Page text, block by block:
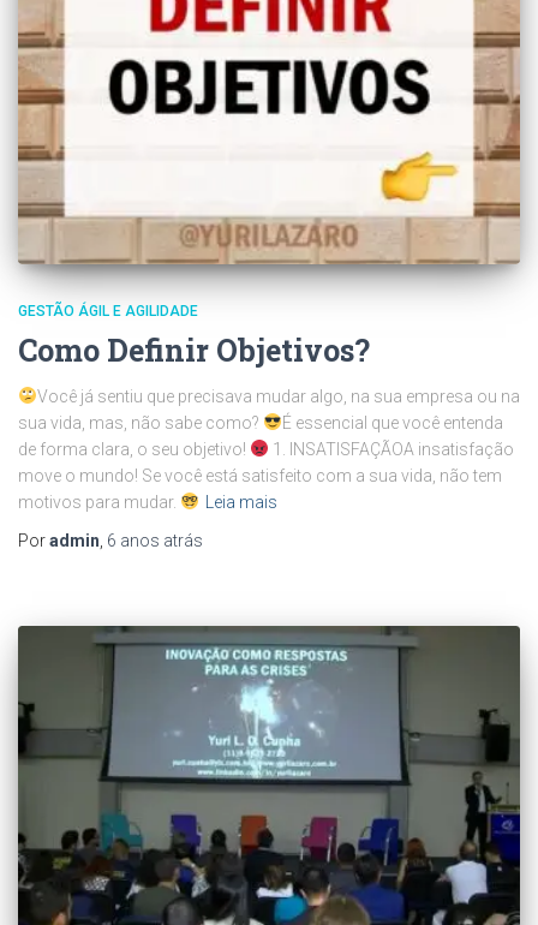
GESTÃO ÁGIL E AGILIDADE
Como Definir Objetivos?
Você já sentiu que precisava mudar algo, na sua empresa ou na
sua vida, mas, não sabe como?
É essencial que você entenda
de forma clara, o seu objetivo!
1. INSATISFAÇÃOA insatisfação
move o mundo! Se você está satisfeito com a sua vida, não tem
motivos para mudar.
Leia mais
Poradmin 6 anos atrás